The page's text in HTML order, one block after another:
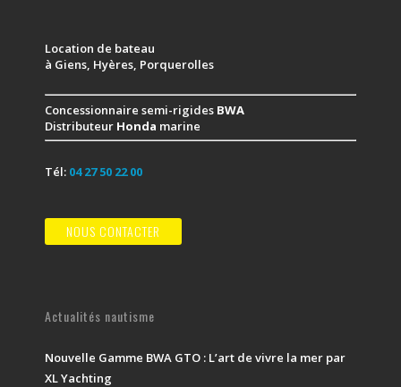
Location de bateau
à Giens, Hyères, Porquerolles
Concessionnaire semi-rigides BWA
Distributeur Honda marine
Tél: 04 27 50 22 00
NOUS CONTACTER
Actualités nautisme
Nouvelle Gamme BWA GTO : L’art de vivre la mer par
XL Yachting